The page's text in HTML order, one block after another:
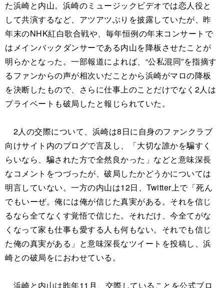
た浜崎と内山。浜崎のミュージックビデオでは恋人役と
して共演するなど、アツアツぶりを披露していたが、昨
年末のNHK紅白歌合戦や、毎年恒例の年末コンサートで
はメインバックダンサーである内山を降板させたことが
明らかとなった。一部報道によれば、“公私混同”を指摘す
るファンからの声が相次いだことから浜崎がマロの降板
を決断したもので、さらに仕事上のことだけでなく2人は
プライベートも破局したと報じられていた。
2人の交際について、浜崎は8日に自身のファンクラブ
向けサイト内のブログで言及し、「大切な誰かを騙すく
らいなら、騙された方で全然良かった」などと意味深長
なコメントをつづったが、破局したかどうかについては
明言していない。一方の内山は12日、Twitter上で「死ん
でもいーぜ。俺には俺が信じた真実がある。それを信じ
るなら全てなくす覚悟で信じた。それだけ、今全てがな
くなって家も仕事も愛する人も何もない。それでも信じ
た俺の真実がある」と意味深長なツイートを投稿し、浜
崎との破局をにおわせている。
浜崎と内山は昨年11月、交際していることを公式ブロ